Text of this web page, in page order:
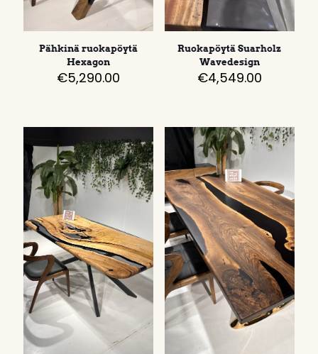
Pähkinä ruokapöytä
Hexagon
€5,290.00
Ruokapöytä Suarholz
Wavedesign
€4,549.00